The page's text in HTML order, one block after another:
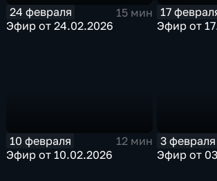
24 февраля
15 мин
Эфир от 24.02.2026
17
Эфир от
10 февраля
12 мин
Эфир от 10.02.2026
3 февраля
Эфир от